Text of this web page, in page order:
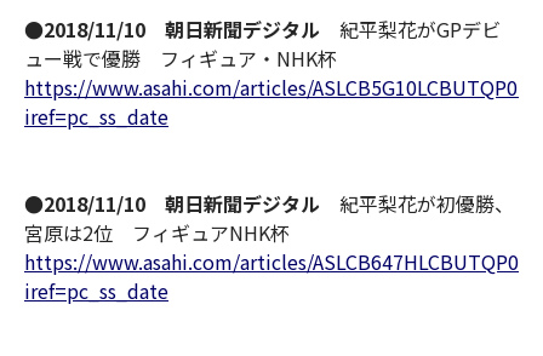
●2018/11/10 朝日新聞デジタル 紀平梨花がGPデビ
ュー戦で優勝 フィギュア・NHK杯
https://www.asahi.com/articles/
iref=pc_ss_date
●2018/11/10 朝日新聞デジタル 紀平梨花が初優勝、
宮原は2位 フィギュアNHK杯
https://www.asahi.com/articles/
iref=pc_ss_date